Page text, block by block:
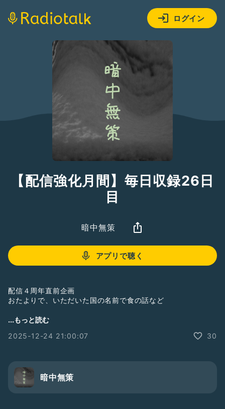
ログイン
【配信強化月間】毎日収録26日
目
暗中無策
アプリで聴く
配信４周年直前企画
おたよりで、いただいた国の名前で食の話など
痩せはしない
...もっと読む
2025-12-24 21:00:07
30
暗中無策